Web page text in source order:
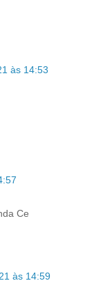
às 14:53
Ce
às 14:59